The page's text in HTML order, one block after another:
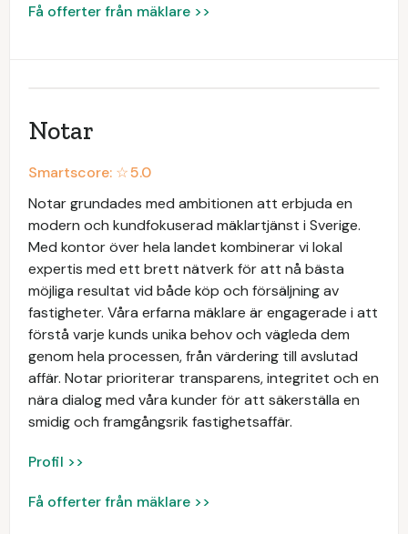
Få offerter från mäklare >>
Notar
Smartscore: ☆5.0
Notar grundades med ambitionen att erbjuda en
modern och kundfokuserad mäklartjänst i Sverige.
Med kontor över hela landet kombinerar vi lokal
expertis med ett brett nätverk för att nå bästa
möjliga resultat vid både köp och försäljning av
fastigheter. Våra erfarna mäklare är engagerade i att
förstå varje kunds unika behov och vägleda dem
genom hela processen, från värdering till avslutad
affär. Notar prioriterar transparens, integritet och en
nära dialog med våra kunder för att säkerställa en
smidig och framgångsrik fastighetsaffär.
Profil >>
Få offerter från mäklare >>